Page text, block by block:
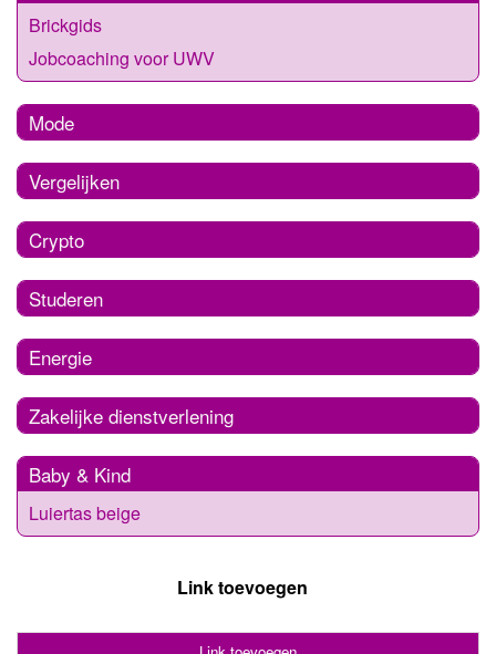
Brickgids
Jobcoaching voor UWV
Mode
Vergelijken
Crypto
Studeren
Energie
Zakelijke dienstverlening
Baby & Kind
Luiertas beige
Link toevoegen